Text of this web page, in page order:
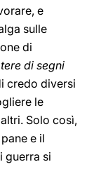
e
sulle
di
di segni
credo diversi
le
Solo così,
e il
guerra si